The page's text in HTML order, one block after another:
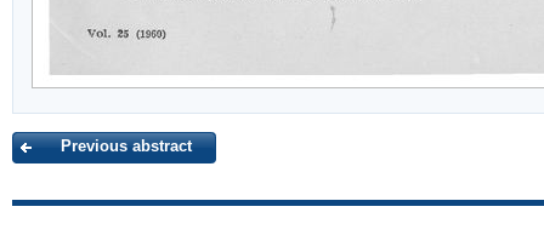
Previous abstract